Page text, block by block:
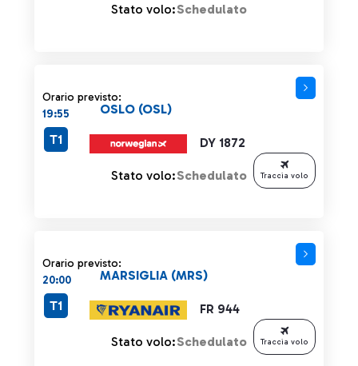
Stato volo:Schedulato
Orario previsto:
19:55
DY 1872
OSLO (OSL)
T1
Stato volo:Schedulato Traccia volo
Orario previsto:
20:00
FR 944
MARSIGLIA (MRS)
T1
Stato volo:Schedulato Traccia volo